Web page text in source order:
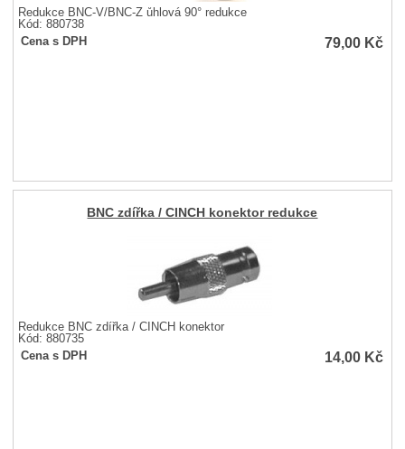
Redukce BNC-V/BNC-Z ůhlová 90° redukce
Kód: 880738
Cena s DPH
79,00 Kč
BNC zdířka / CINCH konektor redukce
Redukce BNC zdířka / CINCH konektor
Kód: 880735
Cena s DPH
14,00 Kč